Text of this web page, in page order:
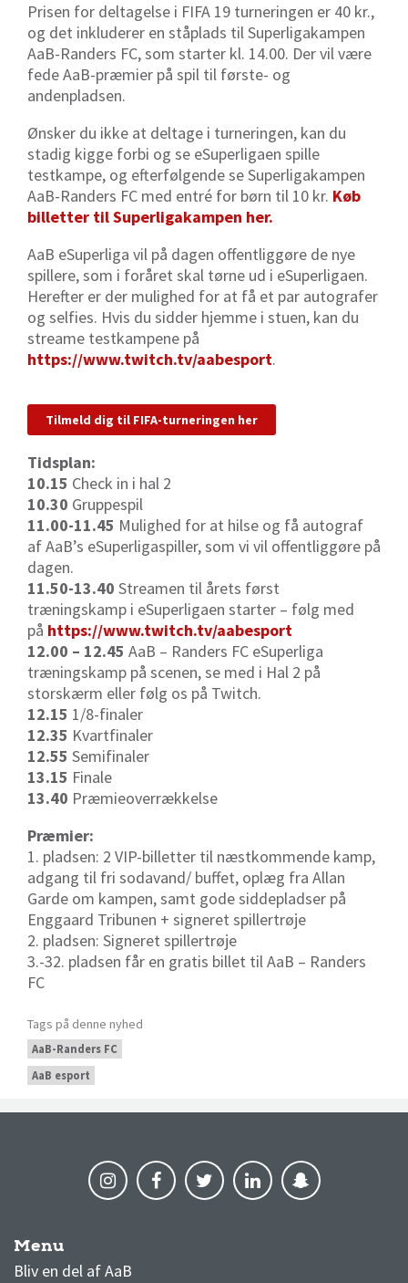
Prisen for deltagelse i FIFA 19 turneringen er 40 kr.,
og det inkluderer en ståplads til Superligakampen
AaB-Randers FC, som starter kl. 14.00. Der vil være
fede AaB-præmier på spil til første- og
andenpladsen.
Ønsker du ikke at deltage i turneringen, kan du
stadig kigge forbi og se eSuperligaen spille
testkampe, og efterfølgende se Superligakampen
AaB-Randers FC med entré for børn til 10 kr. Køb
billetter til Superligakampen her.
AaB eSuperliga vil på dagen offentliggøre de nye
spillere, som i foråret skal tørne ud i eSuperligaen.
Herefter er der mulighed for at få et par autografer
og selfies. Hvis du sidder hjemme i stuen, kan du
streame testkampene på
https://www.twitch.tv/aabesport.
Tilmeld dig til FIFA-turneringen her
Tidsplan:
10.15 Check in i hal 2
10.30 Gruppespil
11.00-11.45 Mulighed for at hilse og få autograf
af AaB’s eSuperligaspiller, som vi vil offentliggøre på
dagen.
11.50-13.40 Streamen til årets først
træningskamp i eSuperligaen starter – følg med
på https://www.twitch.tv/aabesport
12.00 – 12.45 AaB – Randers FC eSuperliga
træningskamp på scenen, se med i Hal 2 på
storskærm eller følg os på Twitch.
12.15 1/8-finaler
12.35 Kvartfinaler
12.55 Semifinaler
13.15 Finale
13.40 Præmieoverrækkelse
Præmier:
1. pladsen: 2 VIP-billetter til næstkommende kamp,
adgang til fri sodavand/ buffet, oplæg fra Allan
Garde om kampen, samt gode siddepladser på
Enggaard Tribunen + signeret spillertrøje
2. pladsen: Signeret spillertrøje
3.-32. pladsen får en gratis billet til AaB – Randers
FC
Tags på denne nyhed
AaB-Randers FC
AaB esport
Menu
Bliv en del af AaB